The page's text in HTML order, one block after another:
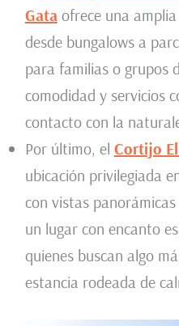
Gataofrece una amplia
desde bungalows a
para familias o grupos
comodidad y servicios
contacto con la
Por último, el Cortijo
ubicación privilegiada
con vistas
un lugar con encanto
quienes buscan algo
estancia rodeada de